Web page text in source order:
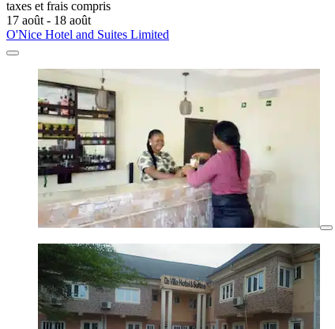
taxes et frais compris
17 août - 18 août
O'Nice Hotel and Suites Limited